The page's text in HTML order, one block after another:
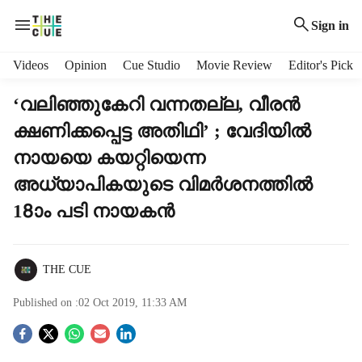
Sign in
Videos Opinion Cue Studio Movie Review Editor's Pick
‘വലിഞ്ഞുകേറി വന്നതല്ല, വീരന്‍
ക്ഷണിക്കപ്പെട്ട അതിഥി’ ; വേദിയില്‍
നായയെ കയറ്റിയെന്ന
അധ്യാപികയുടെ വിമര്‍ശനത്തില്‍
18ാം പടി നായകന്‍
THE CUE
Published on :02 Oct 2019, 11:33 AM
S